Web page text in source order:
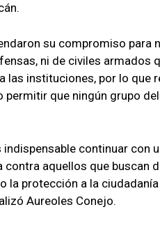
su compromiso para
ni de civiles armados
las instituciones, por lo que
permitir que ningún grupo
indispensable continuar con
aquellos que buscan
la protección a la
Aureoles Conejo.